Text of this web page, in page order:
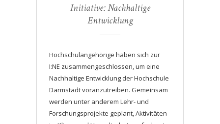
Initiative: Nachhaltige
Entwicklung
Hochschulangehörige haben sich zur
I:NE zusammengeschlossen, um eine
Nachhaltige Entwicklung der Hochschule
Darmstadt voranzutreiben. Gemeinsam
werden unter anderem Lehr- und
Forschungsprojekte geplant, Aktivitäten